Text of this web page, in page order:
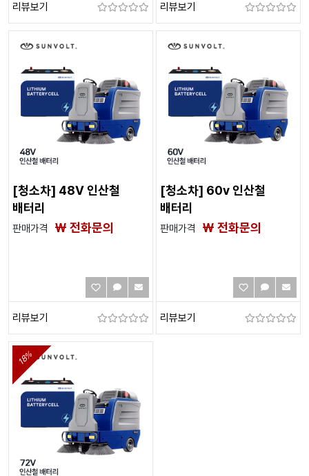
리뷰보기 리뷰보기
[청소차] 48V 인산철
배터리
판매가격 ₩ 전화문의
리뷰보기
[청소차] 60v 인산철
배터리
판매가격 ₩ 전화문의
리뷰보기
18%